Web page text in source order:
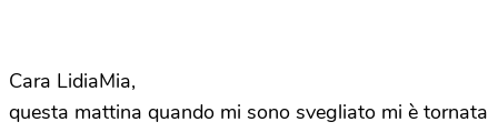
Cara LidiaMia,
questa mattina quando mi sono svegliato mi è tornata